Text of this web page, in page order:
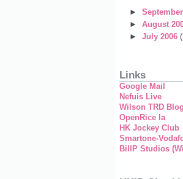
►
► August
► July 2006
Links
Google Mail
Nefuis Live
Wilson TRD Blog
OpenRice la
HK Jockey Club
Smartone-
BillP Studios